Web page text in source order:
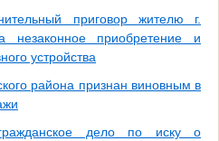
приговор жителю г.
незаконное приобретение и
устройства
района признан виновным в
дело по иску о